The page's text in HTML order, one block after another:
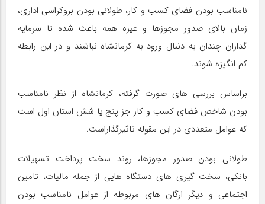
نامناسب بودن فضای کسب و کار، طولانی بودن بروکراسی اداری،
زمان بالای صدور مجوزها و غیره همه باعث شده تا سرمایه
گذاران چندان به دنبال ورود به کرمانشاه نباشند و در این رابطه
کم انگیزه شوند.
براساس بررسی های صورت گرفته، کرمانشاه از نظر نامناسب
بودن شاخص فضای کسب و کار جز پنج یا شش استان اول است
که عوامل متعددی در این مقوله تاثیرگذاراست.
طولانی بودن صدور مجوزها، روند سخت پرداخت تسهیلات
بانکی، سخت گیری های دستگاه هایی از جمله مالیات، تامین
اجتماعی و دیگر ارگان های مربوطه از عوامل نامناسب بودن